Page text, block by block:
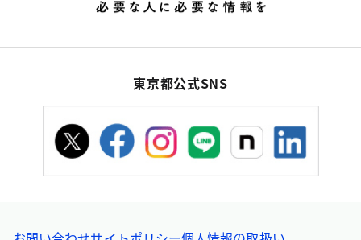
東京都公式SNS